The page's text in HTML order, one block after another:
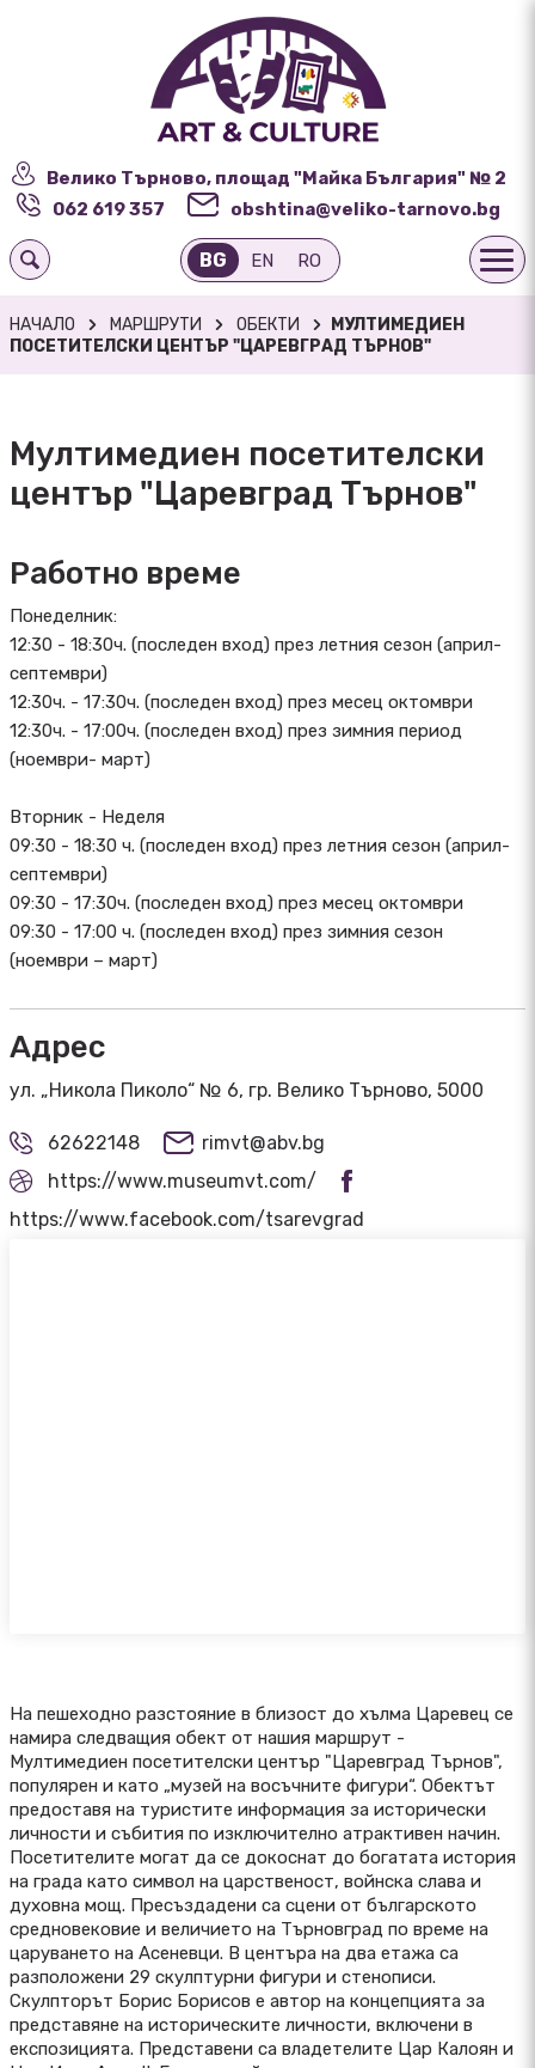
Велико Търново, площад "Майка България" № 2
062 619 357
obshtina@veliko-tarnovo.bg
BG EN RO
НАЧАЛО МАРШРУТИ ОБЕКТИ
МУЛТИМЕДИЕН
ПОСЕТИТЕЛСКИ ЦЕНТЪР "ЦАРЕВГРАД ТЪРНОВ"
Мултимедиен посетителски
център "Царевград Търнов"
Работно време
Понеделник:
12:30 - 18:30ч. (последен вход) през летния сезон (април-
септември)
12:30ч. - 17:30ч. (последен вход) през месец октомври
12:30ч. - 17:00ч. (последен вход) през зимния период
(ноември- март)
Вторник - Неделя
09:30 - 18:30 ч. (последен вход) през летния сезон (април-
септември)
09:30 - 17:30ч. (последен вход) през месец октомври
09:30 - 17:00 ч. (последен вход) през зимния сезон
(ноември – март)
Адрес
ул. „Никола Пиколо“ № 6, гр. Велико Търново, 5000
62622148
rimvt@abv.bg
https://www.museumvt.com/
https://www.facebook.com/tsarevgrad
На пешеходно разстояние в близост до хълма Царевец се
намира следващия обект от нашия маршрут -
Мултимедиен посетителски център "Царевград Търнов",
популярен и като „музей на восъчните фигури“. Обектът
предоставя на туристите информация за исторически
личности и събития по изключително атрактивен начин.
Посетителите могат да се докоснат до богатата история
на града като символ на царственост, войнска слава и
духовна мощ. Пресъздадени са сцени от българското
средновековие и величието на Търновград по време на
царуването на Асеневци. В центъра на два етажа са
разположени 29 скулптурни фигури и стенописи.
Скулпторът Борис Борисов е автор на концепцията за
представяне на историческите личности, включени в
експозицията. Представени са владетелите Цар Калоян и